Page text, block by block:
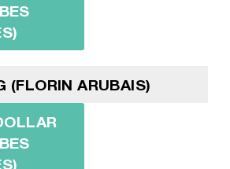
(FLORIN ARUBAIS)